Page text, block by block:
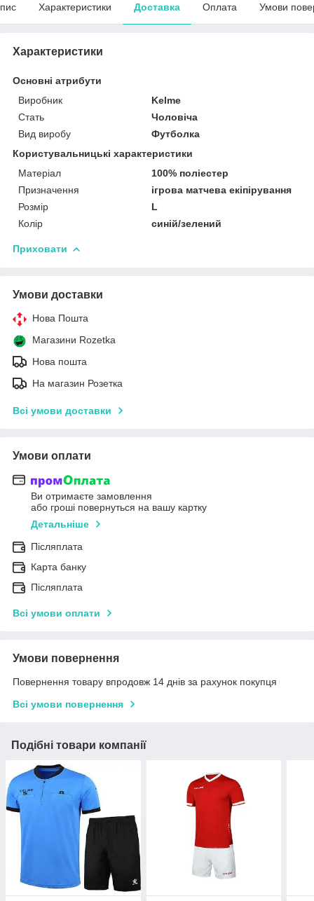
Характеристики Доставка Оплата Умови
Характеристики
Основні атрибути
Виробник
Kelme
Стать
Чоловіча
Вид виробу
Футболка
Користувальницькі характеристики
Матеріал
100% поліестер
Призначення
ігрова матчева екіпірування
Розмір
L
Колір
синій/зелений
Приховати
Умови доставки
Нова Пошта
Магазини Rozetka
Нова пошта
На магазин Розетка
Всі умови доставки
Умови оплати
Ви отримаєте замовлення
або гроші повернуться на вашу картку
Детальніше
Післяплата
Карта банку
Післяплата
Всі умови оплати
Умови повернення
Повернення товару впродовж 14 днів за рахунок покупця
Всі умови повернення
Подібні товари компанії